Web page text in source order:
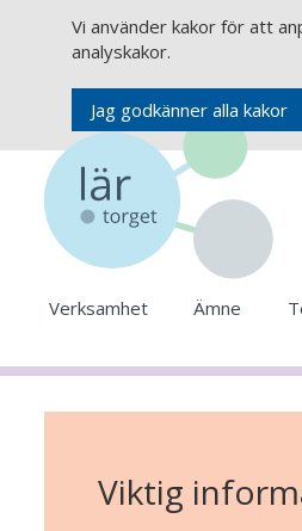
Vi använder kakor för att
analyskakor.
Jag godkänner alla kakor
Verksamhet Ämne
Viktig